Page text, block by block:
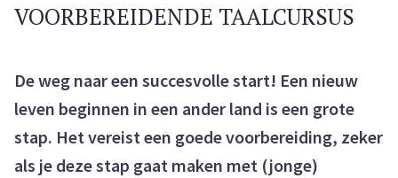
VOORBEREIDENDE TAALCURSUS
De weg naar een succesvolle start! Een nieuw
leven beginnen in een ander land is een grote
stap. Het vereist een goede voorbereiding, zeker
als je deze stap gaat maken met (jonge)